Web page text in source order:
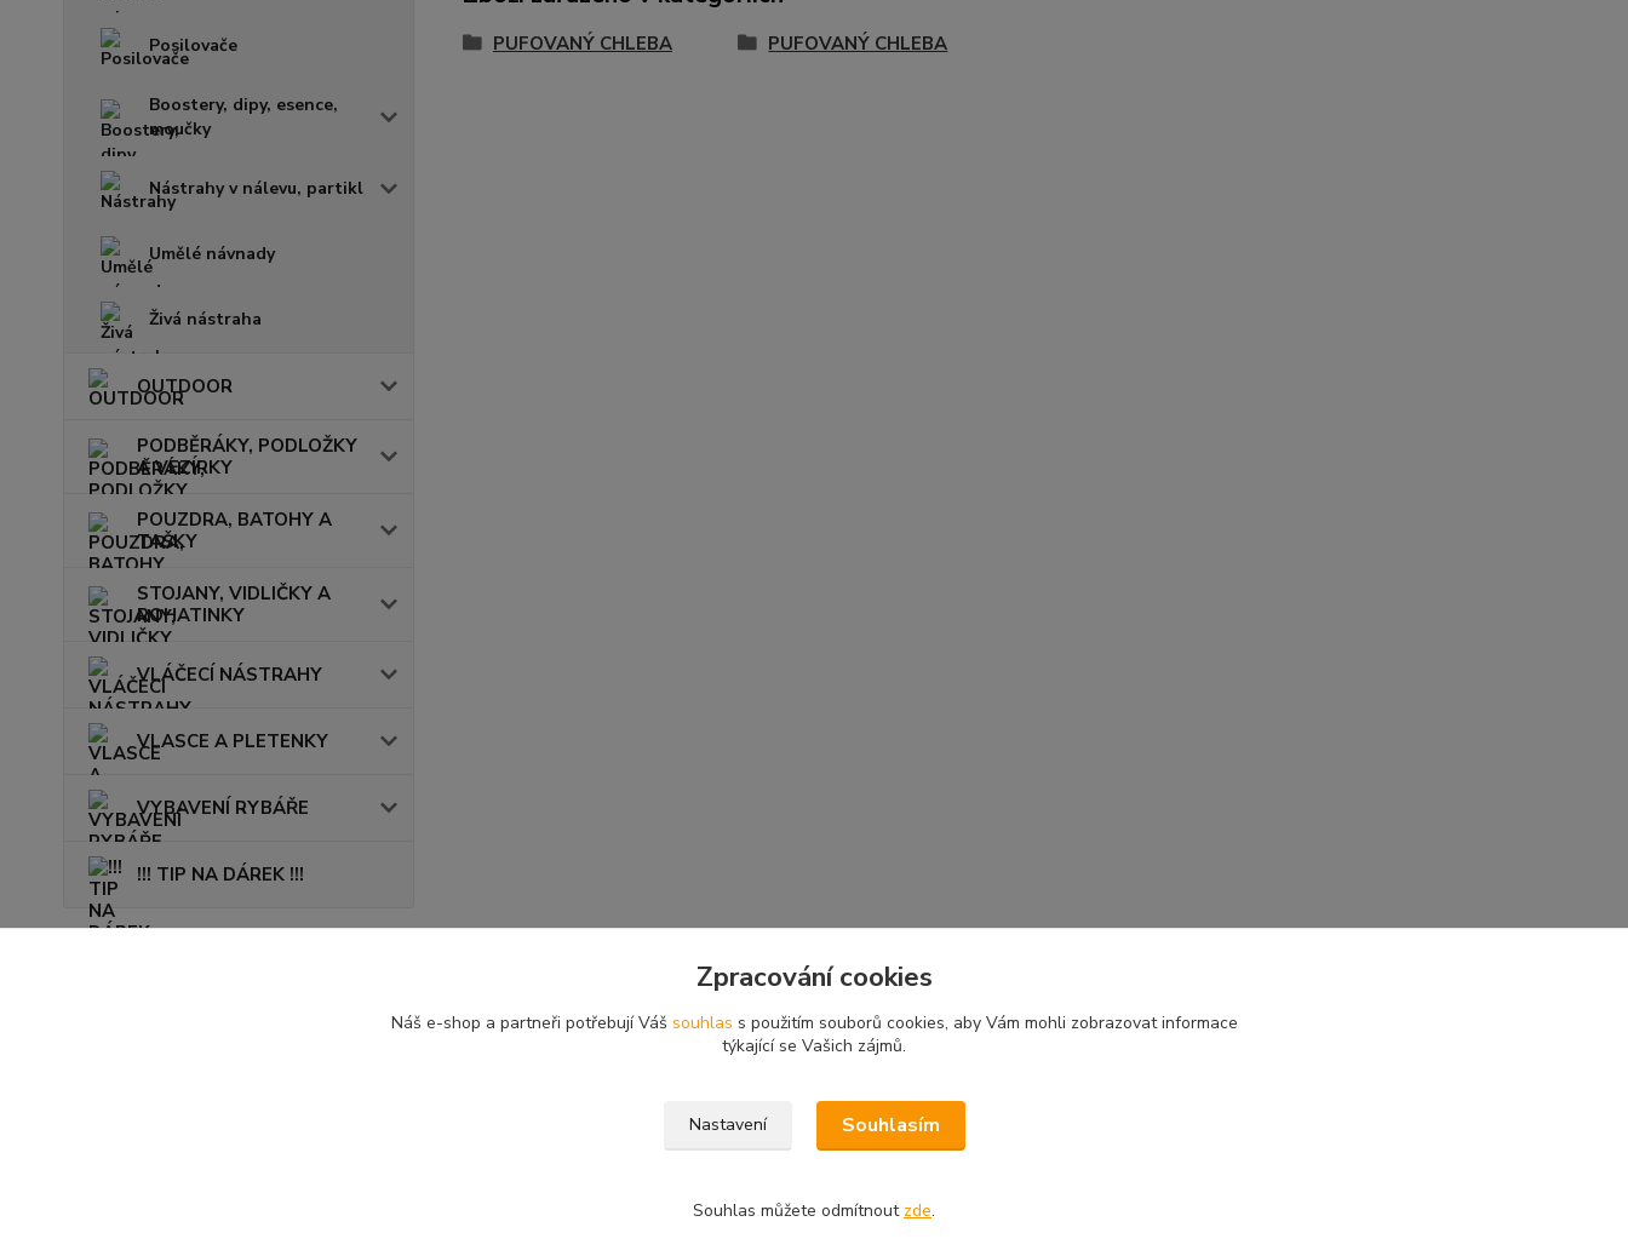
Posilovače
Boostery, dipy, esence,
moučky
Nástrahy v nálevu, partikl
Umělé návnady
Živá nástraha
OUTDOOR
PODBĚRÁKY, PODLOŽKY
A VEZÍRKY
POUZDRA, BATOHY A
TAŠKY
STOJANY, VIDLIČKY A
ROHATINKY
VLÁČECÍ NÁSTRAHY
VLASCE A PLETENKY
VYBAVENÍ RYBÁŘE
!!! TIP NA DÁREK !!!
PUFOVANÝ CHLEBA PUFOVANÝ CHLEBA
Zpracování cookies
Náš e-shop a partneři potřebují Váš souhlas s použitím souborů cookies, aby Vám mohli zobrazovat informace
týkající se Vašich zájmů.
Nastavení Souhlasím
Souhlas můžete odmítnout zde.